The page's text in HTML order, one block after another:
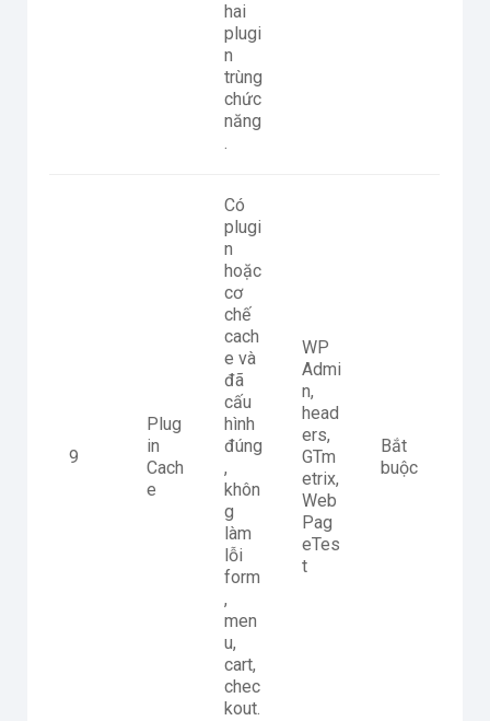
hai
plugi
n
trùng
chức
năng
.
9
Plug
in
Cach
e
Có
plugi
n
hoặc
cơ
chế
cach
e và
đã
cấu
hình
đúng
,
khôn
g
làm
lỗi
form
,
men
u,
cart,
chec
kout.
WP
Admi
n,
head
ers,
GTm
etrix,
Web
Pag
eTes
t
Bắt
buộc